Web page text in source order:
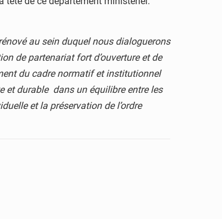
au sein duquel nous dialoguerons
de partenariat fort d’ouverture et de
du cadre normatif et institutionnel
et durable dans un équilibre entre les
et la préservation de l’ordre